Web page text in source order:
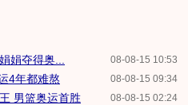
08-08-15 10:53
娟夺得奥...
08-08-15 09:34
4年都难熬
08-08-15 02:24
男篮奥运首胜